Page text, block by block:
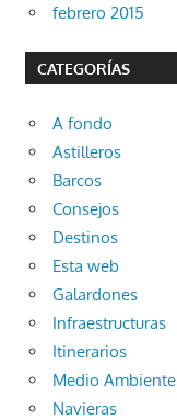
febrero 2015
CATEGORÍAS
A fondo
Astilleros
Barcos
Consejos
Destinos
Esta web
Galardones
Infraestructuras
Itinerarios
Medio Ambiente
Navieras